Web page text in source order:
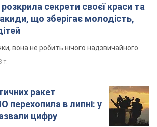
розкрила секрети своєї краси та
що зберігає молодість,
вона не робить нічого надзвичайного
т.
ракет
перехопила в липні: у
цифру